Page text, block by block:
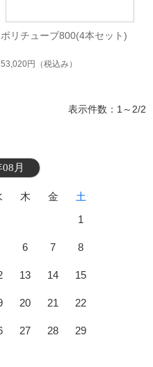
ポリチューブ800(4本セット)
53,020円 （税込み）
表示件数：1～2/2
月
木 金
土
1
6 7 8
13 14 15
20 21 22
27 28 29